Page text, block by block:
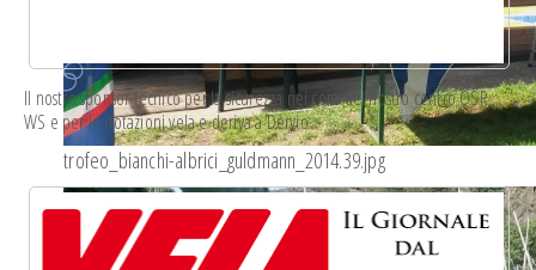
trofeo_bianchi-albrici_guldmann_2014.39.jpg
Il nostro sponsor tecnico per la sicurezza nei corsi del nostro centro OSR
WS e per le dotazioni vela e deriva a Dervio